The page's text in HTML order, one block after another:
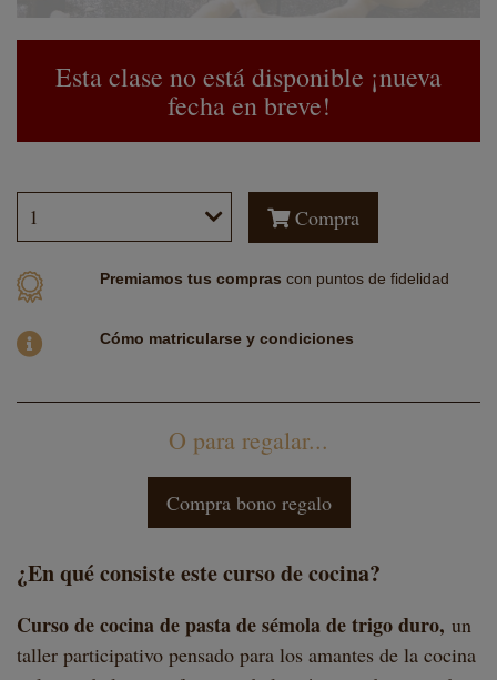
Esta clase no está disponible ¡nueva
fecha en breve!
Compra
Premiamos tus compras con puntos de fidelidad
Cómo matricularse y condiciones
O para regalar...
Compra bono regalo
¿En qué consiste este curso de cocina?
Curso de cocina de pasta de sémola de trigo duro, un
taller participativo pensado para los amantes de la cocina